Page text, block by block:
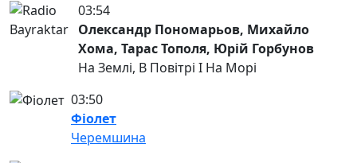
03:54
Олександр Пономарьов, Михайло
Хома, Тарас Тополя, Юрій Горбунов
На Землі, В Повітрі І На Морі
03:50
Фіолет
Черемшина